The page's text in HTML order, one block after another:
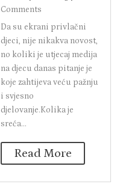
?
by redakcija |Oct 14,
2024|
Motherhood,Preporučen
i sadržaj,Psihologija|0
Comments
Da su ekrani privlačni
djeci, nije nikakva novost,
no koliki je utjecaj medija
na djecu danas pitanje je
i svjesno